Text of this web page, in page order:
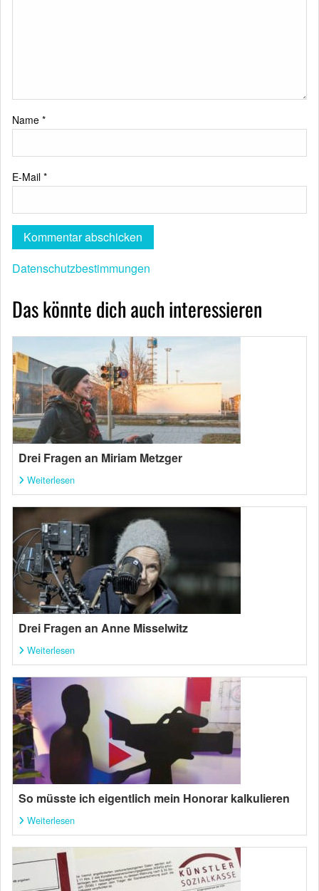
Name *
E-Mail *
Datenschutzbestimmungen
Das könnte dich auch interessieren
Drei Fragen an Miriam Metzger
Weiterlesen
Drei Fragen an Anne Misselwitz
Weiterlesen
So müsste ich eigentlich mein Honorar kalkulieren
Weiterlesen